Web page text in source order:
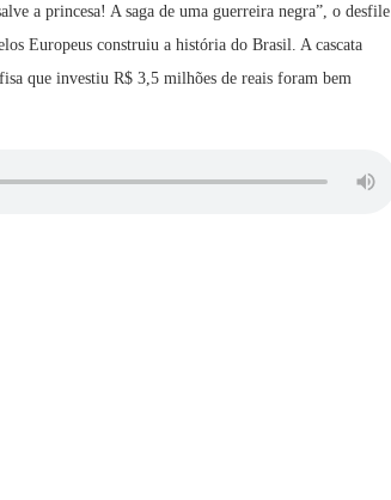
a princesa! A saga de uma guerreira negra”, o desfile
Europeus construiu a história do Brasil. A cascata
que investiu R$ 3,5 milhões de reais foram bem